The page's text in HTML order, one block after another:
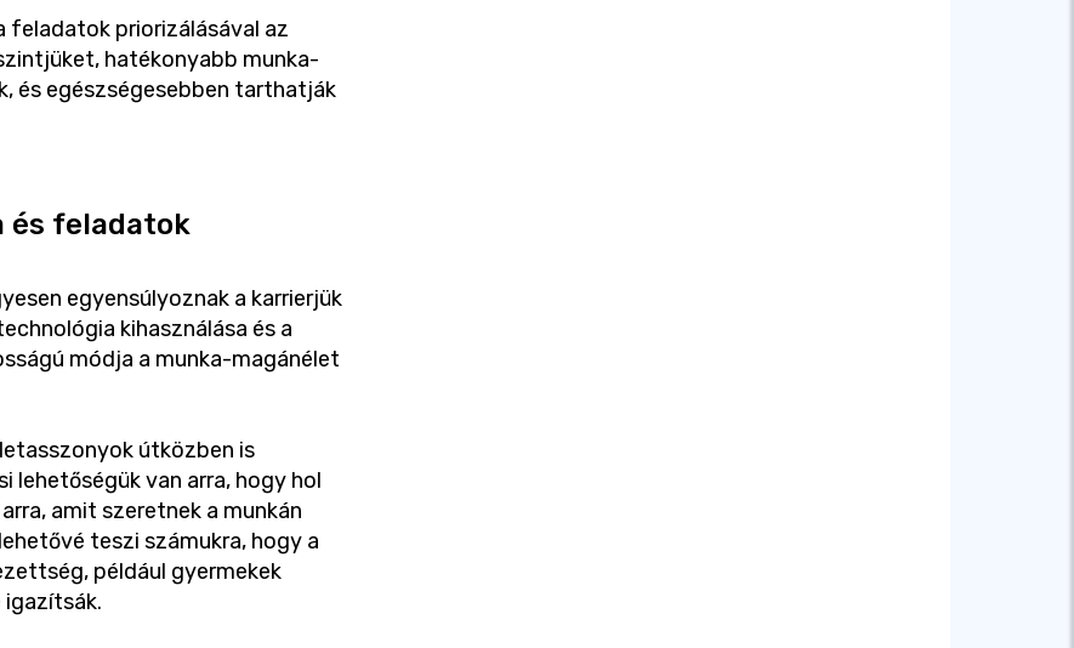
priorizálásával az
hatékonyabb munka-
és egészségesebben tarthatják
és feladatok
egyensúlyoznak a karrierjük
kihasználása és a
módja a munka-magánélet
útközben is
lehetőségük van arra, hogy hol
amit szeretnek a munkán
teszi számukra, hogy a
például gyermekek
igazítsák.